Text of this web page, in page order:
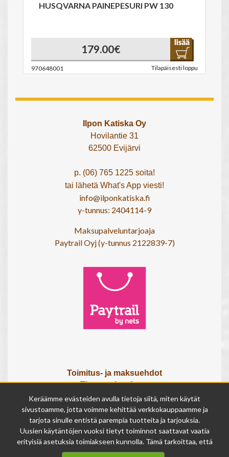
HUSQVARNA PAINEPESURI PW 130
179.00€
970648001 Tilapäisesti loppu
Ilpon Katiska Oy
Hovilantie 31
62500 Evijärvi
p. (06) 765 1225 soita!
tai lähetä What's App viesti!
info@ilponkatiska.fi
y-tunnus: 2404114-9
Maksupalveluntarjoaja
Paytrail Oyj (y-tunnus 2122839-7)
Toimitus- ja maksuehdot
Tietosuojaseloste
Tietoa meistä
Osta lahjakortti
Tilauksen peruutuslomake
Olemme avoinna
ma - pe 9 - 17
Keräämme evästeiden avulla tietoja siitä, miten käytät
sivustoamme, jotta voimme kehittää verkkokauppaamme ja
tarjota sinulle entistä parempia tuotteita ja tarjouksia.
Uusien käytäntöjen vuoksi tietyt toiminnot saattavat vaatia
erityisiä asetuksia toimiakseen kunnolla. Tämä tarkoittaa, että
joissakin tapauksissa anonymisoidut tiedot voivat kertyä,